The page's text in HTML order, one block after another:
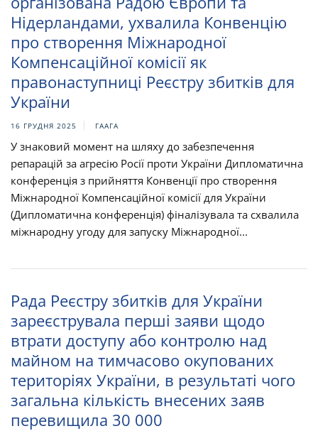
Нідерландами, ухвалила Конвенцію
про створення Міжнародної
Компенсаційної комісії як
правонаступниці Реєстру збитків для
України
16 ГРУДНЯ 2025 ГААГА
У знаковий момент на шляху до забезпечення
репарацій за агресію Росії проти України Дипломатична
конференція з прийняття Конвенції про створення
Міжнародної Компенсаційної комісії для України
(Дипломатична конференція) фіналізувала та схвалила
міжнародну угоду для запуску Міжнародної...
Рада Реєстру збитків для України
зареєструвала перші заяви щодо
втрати доступу або контролю над
майном на тимчасово окупованих
територіях України, в результаті чого
загальна кількість внесених заяв
перевищила 30 000